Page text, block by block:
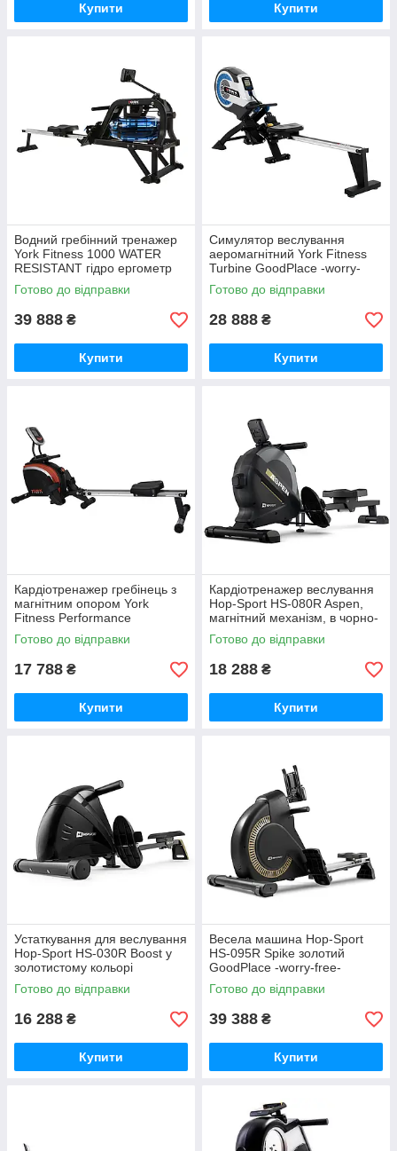
Купити Купити
Водний гребінний тренажер
York Fitness 1000 WATER
RESISTANT гідро ергометр
для тренувань GoodPlace -
worry-free-shopping-
Готово до відправки
39 888 ₴
Купити
Симулятор веслування
аеромагнітний York Fitness
Turbine GoodPlace -worry-
free-shopping-
Готово до відправки
28 888 ₴
Купити
Кардіотренажер гребінець з
магнітним опором York
Fitness Performance
GoodPlace -worry-free-
shopping-
Готово до відправки
17 788 ₴
Купити
Кардіотренажер веслування
Hop-Sport HS-080R Aspen,
магнітний механізм, в чорно-
золотистому кольорі
GoodPlace -worry-free-
Готово до відправки
18 288 ₴
Купити
Устаткування для веслування
Hop-Sport HS-030R Boost у
золотистому кольорі
GoodPlace -worry-free-
shopping-
Готово до відправки
16 288 ₴
Купити
Весела машина Hop-Sport
HS-095R Spike золотий
GoodPlace -worry-free-
shopping-
Готово до відправки
39 388 ₴
Купити